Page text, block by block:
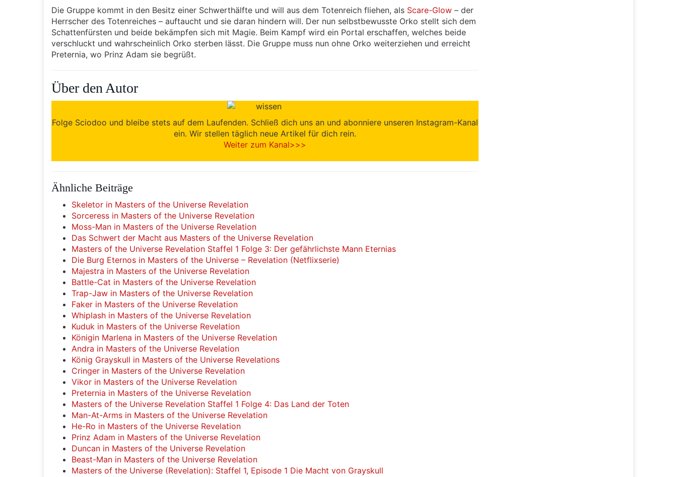
Die Gruppe kommt in den Besitz einer Schwerthälfte und will aus dem Totenreich fliehen, als Scare-Glow – der
Herrscher des Totenreiches – auftaucht und sie daran hindern will. Der nun selbstbewusste Orko stellt sich dem
Schattenfürsten und beide bekämpfen sich mit Magie. Beim Kampf wird ein Portal erschaffen, welches beide
verschluckt und wahrscheinlich Orko sterben lässt. Die Gruppe muss nun ohne Orko weiterziehen und erreicht
Preternia, wo Prinz Adam sie begrüßt.
Über den Autor
Folge Sciodoo und bleibe stets auf dem Laufenden. Schließ dich uns an und abonniere unseren Instagram-Kanal
ein. Wir stellen täglich neue Artikel für dich rein.
Weiter zum Kanal>>>
Ähnliche Beiträge
Skeletor in Masters of the Universe Revelation
Sorceress in Masters of the Universe Revelation
Moss-Man in Masters of the Universe Revelation
Das Schwert der Macht aus Masters of the Universe Revelation
Masters of the Universe Revelation Staffel 1 Folge 3: Der gefährlichste Mann Eternias
Die Burg Eternos in Masters of the Universe – Revelation (Netflixserie)
Majestra in Masters of the Universe Revelation
Battle-Cat in Masters of the Universe Revelation
Trap-Jaw in Masters of the Universe Revelation
Faker in Masters of the Universe Revelation
Whiplash in Masters of the Universe Revelation
Kuduk in Masters of the Universe Revelation
Königin Marlena in Masters of the Universe Revelation
Andra in Masters of the Universe Revelation
König Grayskull in Masters of the Universe Revelations
Cringer in Masters of the Universe Revelation
Vikor in Masters of the Universe Revelation
Preternia in Masters of the Universe Revelation
Masters of the Universe Revelation Staffel 1 Folge 4: Das Land der Toten
Man-At-Arms in Masters of the Universe Revelation
He-Ro in Masters of the Universe Revelation
Prinz Adam in Masters of the Universe Revelation
Duncan in Masters of the Universe Revelation
Beast-Man in Masters of the Universe Revelation
Masters of the Universe (Revelation): Staffel 1, Episode 1 Die Macht von Grayskull